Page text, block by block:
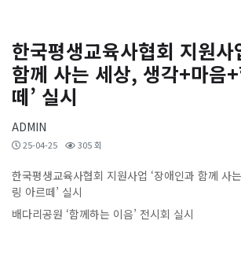
한국평생교육사협회 지원사
함께 사는 세상, 생각+마음
떼’ 실시
ADMIN
25-04-25 305 회
한국평생교육사협회 지원사업 ‘장애인과 함께 사
링 아르떼’ 실시
배다리공원 ‘함께하는 이음’ 전시회 실시